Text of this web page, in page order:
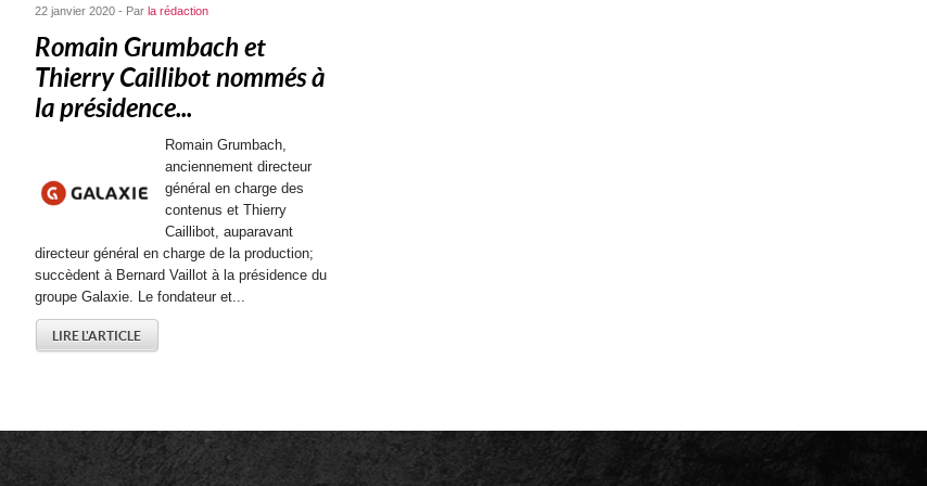
22 janvier 2020 - Par la rédaction
Romain Grumbach et
Thierry Caillibot nommés à
la présidence...
Romain Grumbach,
anciennement directeur
général en charge des
contenus et Thierry
Caillibot, auparavant
directeur général en charge de la production;
succèdent à Bernard Vaillot à la présidence du
groupe Galaxie. Le fondateur et...
LIRE L'ARTICLE